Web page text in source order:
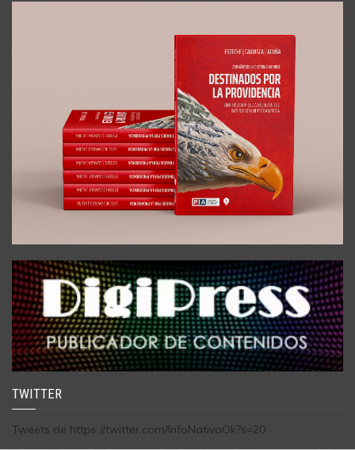
TWITTER
Tweets de https://twitter.com/InfoNativaOk?s=20